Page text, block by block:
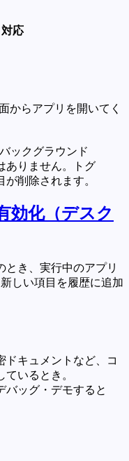
対応
からアプリを開いてく
バックグラウンド
ありません。トグ
削除されます。
効化（デスク
とき、実行中のアプリ
しい項目を履歴に追加
ドキュメントなど、コ
いるとき。
バッグ・デモすると